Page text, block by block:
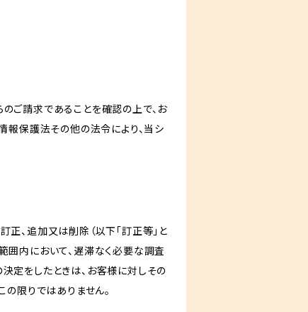
ご請求であることを確認の上で、お
報保護法その他の法令により、当シ
、追加又は削除（以下「訂正等」と
囲内において、遅滞なく必要な調査
定をしたときは、お客様に対しその
の限りではありません。